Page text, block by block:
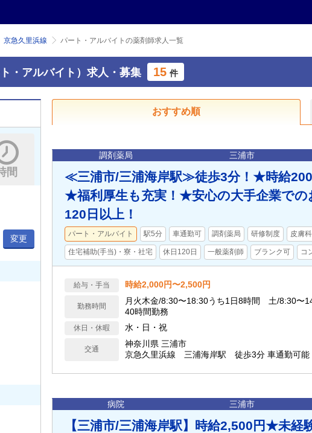
京急久里浜線 パート・アルバイトの薬剤師求人一覧
・アルバイト）求人・募集 15 件
間
変更
おすすめ順
調剤薬局 三浦市
≪三浦市/三浦海岸駅≫徒歩3分！★時給
★福利厚生も充実！★安心の大手企業での
120日以上！
パート・アルバイト 駅5分 車通勤可 調剤薬局 研修制度 皮膚
住宅補助(手当)・寮・社宅 休日120日 一般薬剤師 ブランク可 コ
給与・手当 時給2,000円〜2,500円
勤務時間
月火木金/8:30〜18:30うち1日8時間 土/8:30
40時間勤務
休日・休暇 水・日・祝
交通
神奈川県 三浦市
京急久里浜線 三浦海岸駅 徒歩3分 車通勤可能
病院 三浦市
【三浦市/三浦海岸駅】時給2,500円★未経